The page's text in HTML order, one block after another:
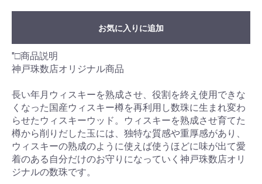
お気に入りに追加
"□商品説明
神戸珠数店オリジナル商品
長い年月ウィスキーを熟成させ、役割を終え使用できな
くなった国産ウィスキー樽を再利用し数珠に生まれ変わ
らせたウィスキーウッド。ウィスキーを熟成させ育てた
樽から削りだした玉には、独特な質感や重厚感があり、
ウィスキーの熟成のように使えば使うほどに味が出て愛
着のある自分だけのお守りになっていく神戸珠数店オリ
ジナルの数珠です。